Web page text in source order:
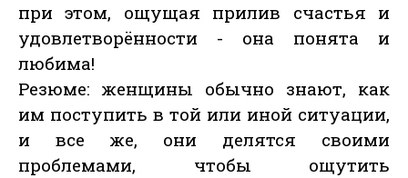
при этом, ощущая прилив счастья и
удовлетворённости - она понята и
любима!
Резюме: женщины обычно знают, как
им поступить в той или иной ситуации,
и все же, они делятся своими
проблемами, чтобы ощутить